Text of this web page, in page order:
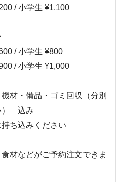
/ 小学生 ¥1,100
/ 小学生 ¥800
/ 小学生 ¥1,000
材・備品・ゴミ回収（分別
） 込み
ち込みください
材などがご予約注文できま